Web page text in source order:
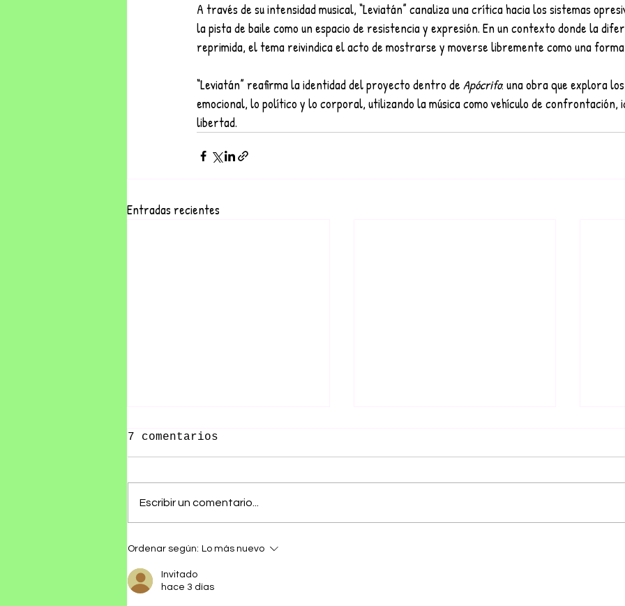
A través de su intensidad musical, “Leviatán” canaliza una crítica hacia los sistemas
la pista de baile como un espacio de resistencia y expresión. En un contexto donde la
reprimida, el tema reivindica el acto de mostrarse y moverse libremente como una
“Leviatán” reafirma la identidad del proyecto dentro de Apócrifo: una obra que explora
emocional, lo político y lo corporal, utilizando la música como vehículo de confrontación,
libertad.
Entradas recientes
RØZ PRESENTA SU ÁLBUM
DEBUT SE ESTÁ
HACIENDO TARDE
7 comentarios
Escribir un comentario...
Ordenar según: Lo más nuevo
Invitado
hace 3 días